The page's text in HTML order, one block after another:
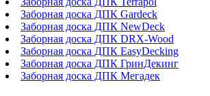
Заборная доска ДПК Gardeck
Заборная доска ДПК NewDeck
Заборная доска ДПК DRX-Wood
Заборная доска ДПК EasyDecking
Заборная доска ДПК ГринДекинг
Заборная доска ДПК Мегадек